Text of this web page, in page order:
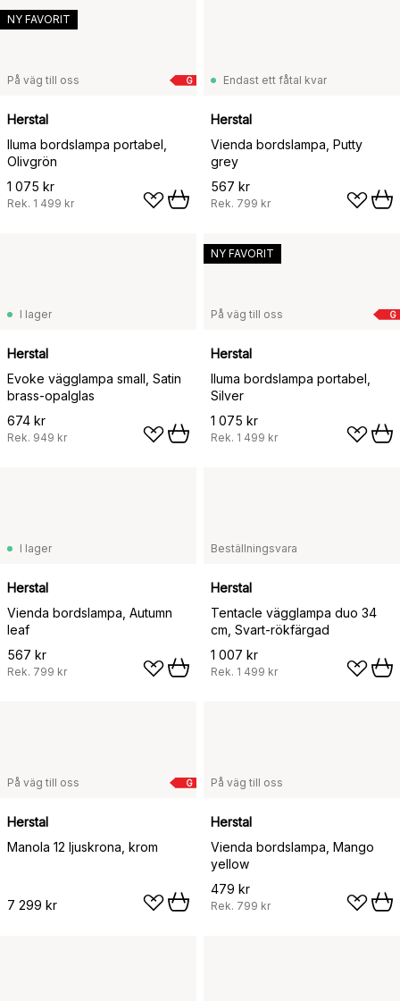
G
På väg till oss
Herstal
Iluma bordslampa portabel,
Olivgrön
1 075 kr
Rek. 1 499 kr
NY FAVORIT
Endast ett fåtal kvar
Herstal
Vienda bordslampa, Putty
grey
567 kr
Rek. 799 kr
I lager
Herstal
Evoke vägglampa small, Satin
brass-opalglas
674 kr
Rek. 949 kr
G
På väg till oss
Herstal
Iluma bordslampa portabel,
Silver
1 075 kr
Rek. 1 499 kr
NY FAVORIT
I lager
Herstal
Vienda bordslampa, Autumn
leaf
567 kr
Rek. 799 kr
Beställningsvara
Herstal
Tentacle vägglampa duo 34
cm, Svart-rökfärgad
1 007 kr
Rek. 1 499 kr
G
På väg till oss
Herstal
Manola 12 ljuskrona, krom
7 299 kr
På väg till oss
Herstal
Vienda bordslampa, Mango
yellow
479 kr
Rek. 799 kr